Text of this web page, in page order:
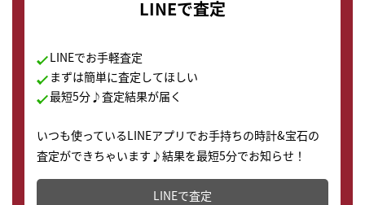
LINEで査定
LINEでお手軽査定
まずは簡単に査定してほしい
最短5分♪査定結果が届く
いつも使っているLINEアプリでお手持ちの時計&宝石の
査定ができちゃいます♪結果を最短5分でお知らせ！
どこからでもすぐに査定金額を知ることが出来ます。
LINEで査定